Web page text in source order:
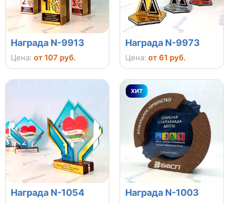
Награда N-9913
Цена: от 107 руб.
Награда N-9973
Цена: от 61 руб.
Награда N-1054
ХИТ
Награда N-1003